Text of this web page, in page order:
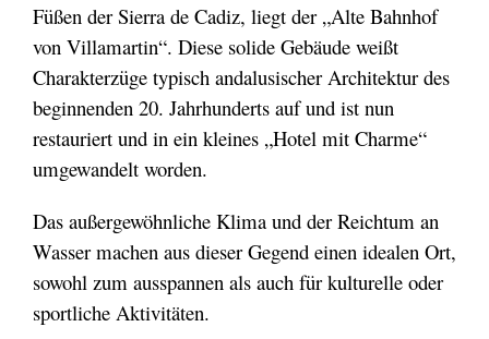
Füßen der Sierra de Cadiz, liegt der „Alte Bahnhof
von Villamartin“. Diese solide Gebäude weißt
Charakterzüge typisch andalusischer Architektur des
beginnenden 20. Jahrhunderts auf und ist nun
restauriert und in ein kleines „Hotel mit Charme“
umgewandelt worden.
Das außergewöhnliche Klima und der Reichtum an
Wasser machen aus dieser Gegend einen idealen Ort,
sowohl zum ausspannen als auch für kulturelle oder
sportliche Aktivitäten.